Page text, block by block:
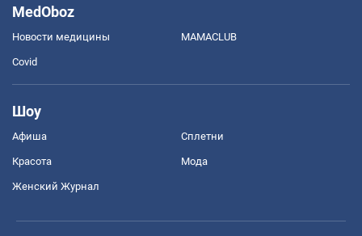
MedOboz
Новости медицины MAMACLUB
Covid
Шоу
Афиша Сплетни
Красота Мода
Женский Журнал